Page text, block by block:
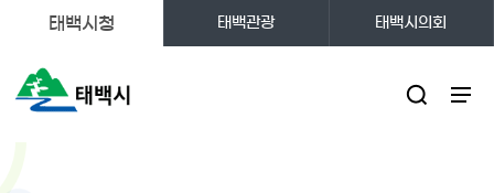
태백시청 태백관광 태백시의회